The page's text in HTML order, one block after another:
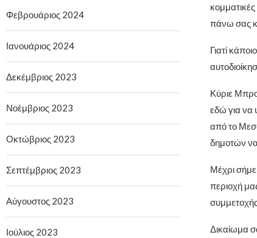
πάνω σας
Γιατί
Κύριε
εδώ για να
από το
δημοτών
Μέχρι
περιοχή
Δικαίωμα
Φεβρουάριος 2024
Ιανουάριος 2024
Δεκέμβριος 2023
Νοέμβριος 2023
Οκτώβριος 2023
Σεπτέμβριος 2023
Αύγουστος 2023
Ιούλιος 2023